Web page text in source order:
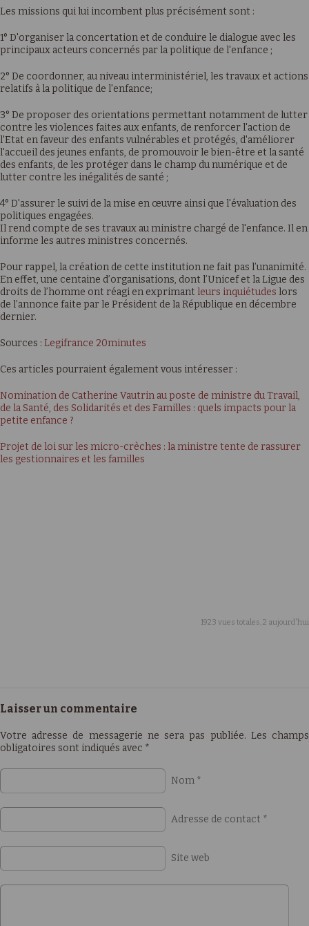
Les missions qui lui incombent plus précisément sont :
1° D'organiser la concertation et de conduire le dialogue avec les
principaux acteurs concernés par la politique de l'enfance ;
2° De coordonner, au niveau interministériel, les travaux et actions
relatifs à la politique de l'enfance;
3° De proposer des orientations permettant notamment de lutter
contre les violences faites aux enfants, de renforcer l'action de
l'Etat en faveur des enfants vulnérables et protégés, d'améliorer
l'accueil des jeunes enfants, de promouvoir le bien-être et la santé
des enfants, de les protéger dans le champ du numérique et de
lutter contre les inégalités de santé ;
4° D'assurer le suivi de la mise en œuvre ainsi que l'évaluation des
politiques engagées.
Il rend compte de ses travaux au ministre chargé de l'enfance. Il en
informe les autres ministres concernés.
Pour rappel, la création de cette institution ne fait pas l’unanimité.
En effet, une centaine d’organisations, dont l’Unicef et la Ligue des
droits de l’homme ont réagi en exprimant leurs inquiétudes lors
de l’annonce faite par le Président de la République en décembre
dernier.
Sources : Legifrance 20minutes
Ces articles pourraient également vous intéresser :
Nomination de Catherine Vautrin au poste de ministre du Travail,
de la Santé, des Solidarités et des Familles : quels impacts pour la
petite enfance ?
Projet de loi sur les micro-crèches : la ministre tente de rassurer
les gestionnaires et les familles
1923 vues totales, 2 aujourd'hui
Laisser un commentaire
Votre adresse de messagerie ne sera pas publiée. Les champs
obligatoires sont indiqués avec *
Nom *
Adresse de contact *
Site web